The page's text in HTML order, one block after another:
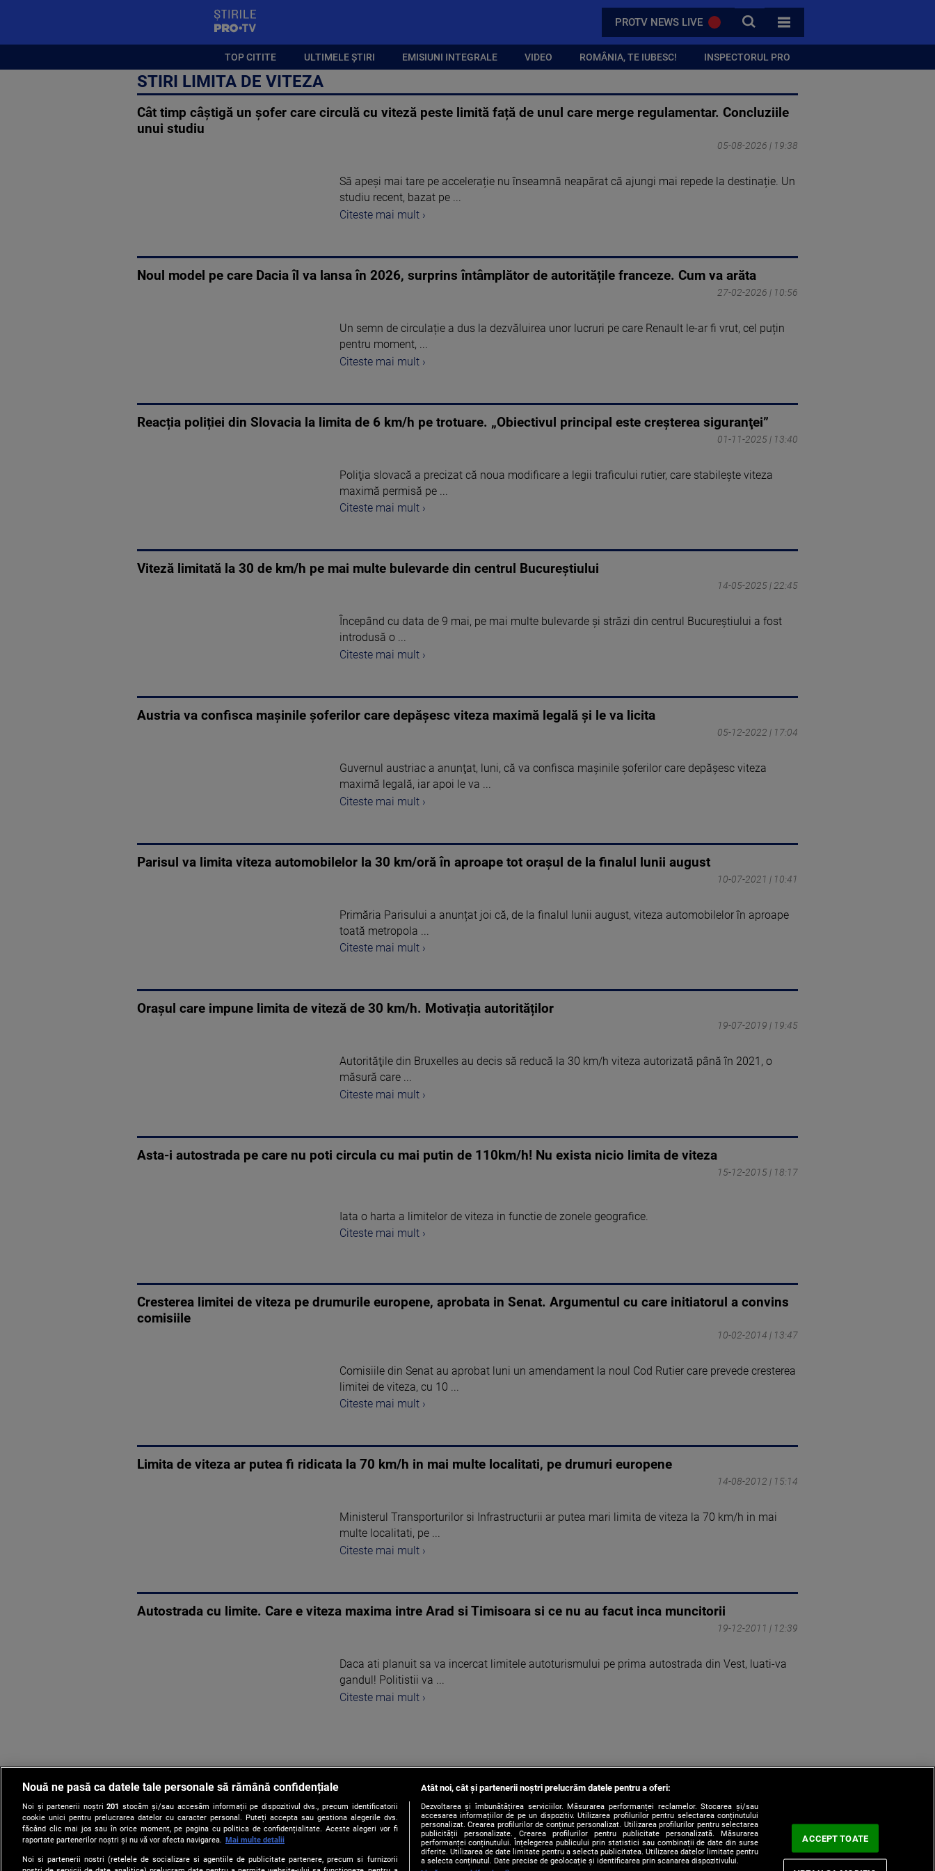
PROTV NEWS LIVE CAUTA
TOATE CATEGORIILE
TOP CITITE ULTIMELE ȘTIRI EMISIUNI INTEGRALE VIDEO ROMÂNIA, TE IUBESC! INSPECTORUL PRO
STIRI LIMITA DE VITEZA
Cât timp câștigă un șofer care circulă cu viteză peste limită față de unul care merge regulamentar. Concluziile
unui studiu
05-08-2026 | 19:38
Să apeși mai tare pe accelerație nu înseamnă neapărat că ajungi mai repede la destinație. Un
studiu recent, bazat pe ...
Citeste mai mult ›
Noul model pe care Dacia îl va lansa în 2026, surprins întâmplător de autoritățile franceze. Cum va arăta
27-02-2026 | 10:56
Un semn de circulație a dus la dezvăluirea unor lucruri pe care Renault le-ar fi vrut, cel puțin
pentru moment, ...
Citeste mai mult ›
Reacția poliției din Slovacia la limita de 6 km/h pe trotuare. „Obiectivul principal este creşterea siguranţei”
01-11-2025 | 13:40
Poliţia slovacă a precizat că noua modificare a legii traficului rutier, care stabileşte viteza
maximă permisă pe ...
Citeste mai mult ›
Viteză limitată la 30 de km/h pe mai multe bulevarde din centrul Bucureștiului
14-05-2025 | 22:45
Începând cu data de 9 mai, pe mai multe bulevarde și străzi din centrul Bucureștiului a fost
introdusă o ...
Citeste mai mult ›
Austria va confisca maşinile şoferilor care depăşesc viteza maximă legală şi le va licita
05-12-2022 | 17:04
Guvernul austriac a anunţat, luni, că va confisca maşinile şoferilor care depăşesc viteza
maximă legală, iar apoi le va ...
Citeste mai mult ›
Parisul va limita viteza automobilelor la 30 km/oră în aproape tot orașul de la finalul lunii august
10-07-2021 | 10:41
Primăria Parisului a anunțat joi că, de la finalul lunii august, viteza automobilelor în aproape
toată metropola ...
Citeste mai mult ›
Orașul care impune limita de viteză de 30 km/h. Motivația autorităților
19-07-2019 | 19:45
Autorităţile din Bruxelles au decis să reducă la 30 km/h viteza autorizată până în 2021, o
măsură care ...
Citeste mai mult ›
Asta-i autostrada pe care nu poti circula cu mai putin de 110km/h! Nu exista nicio limita de viteza
15-12-2015 | 18:17
Iata o harta a limitelor de viteza in functie de zonele geografice.
Citeste mai mult ›
Cresterea limitei de viteza pe drumurile europene, aprobata in Senat. Argumentul cu care initiatorul a convins
comisiile
10-02-2014 | 13:47
Comisiile din Senat au aprobat luni un amendament la noul Cod Rutier care prevede cresterea
limitei de viteza, cu 10 ...
Citeste mai mult ›
Limita de viteza ar putea fi ridicata la 70 km/h in mai multe localitati, pe drumuri europene
14-08-2012 | 15:14
Ministerul Transporturilor si Infrastructurii ar putea mari limita de viteza la 70 km/h in mai
multe localitati, pe ...
Citeste mai mult ›
Autostrada cu limite. Care e viteza maxima intre Arad si Timisoara si ce nu au facut inca muncitorii
19-12-2011 | 12:39
Daca ati planuit sa va incercat limitele autoturismului pe prima autostrada din Vest, luati-va
gandul! Politistii va ...
Citeste mai mult ›
1
Nouă ne pasă ca datele tale personale să rămână confidențiale
Noi și partenerii noștri201 stocăm și/sau accesăm informații pe dispozitivul dvs., precum identificatorii
cookie unici pentru prelucrarea datelor cu caracter personal. Puteți accepta sau gestiona alegerile dvs.
făcând clic mai jos sau în orice moment, pe pagina cu politica de confidențialitate. Aceste alegeri vor fi
raportate partenerilor noștri și nu vă vor afecta navigarea.
Mai multe detalii
Noi si partenerii nostri (retelele de socializare si agentiile de publicitate partenere, precum si furnizorii
Atât noi, cât și partenerii noștri prelucrăm datele pentru a oferi:
Dezvoltarea și îmbunătățirea serviciilor. Măsurarea performanței reclamelor. Stocarea și/sau
accesarea informațiilor de pe un dispozitiv. Utilizarea profilurilor pentru selectarea conținutului
personalizat. Crearea profilurilor de conținut personalizat. Utilizarea profilurilor pentru selectarea
publicității personalizate. Crearea profilurilor pentru publicitate personalizată. Măsurarea
performanței conținutului. Înțelegerea publicului prin statistici sau combinații de date din surse
diferite. Utilizarea de date limitate pentru a selecta publicitatea. Utilizarea datelor limitate pentru
a selecta conținutul. Date precise de geolocație și identificarea prin scanarea dispozitivului.
ACCEPT TOATE